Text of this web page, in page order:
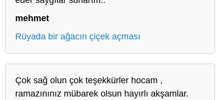
mehmet
Rüyada bir ağacın çiçek açması
Çok sağ olun çok teşekkürler hocam ,
ramazınınız mübarek olsun hayırlı akşamlar.